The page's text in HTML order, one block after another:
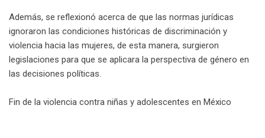
Además, se reflexionó acerca de que las normas jurídicas
ignoraron las condiciones históricas de discriminación y
violencia hacia las mujeres, de esta manera, surgieron
legislaciones para que se aplicara la perspectiva de género en
las decisiones políticas.
Fin de la violencia contra niñas y adolescentes en México